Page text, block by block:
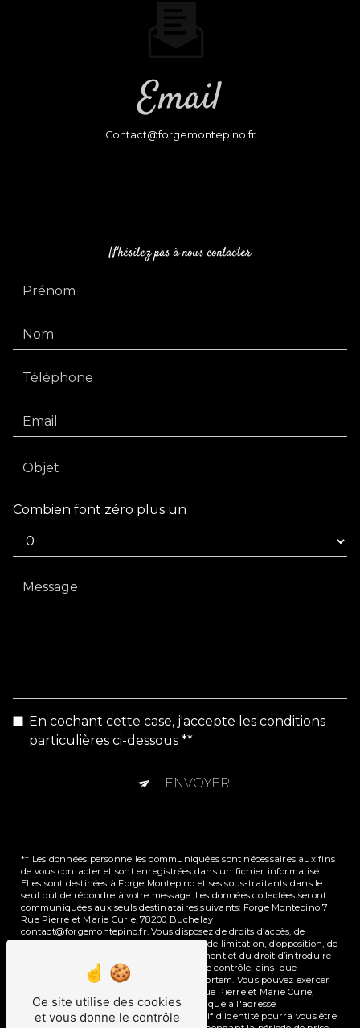
Email
contact@forgemontepino.fr
N'hésitez pas à nous contacter
Combien font zéro plus un
En cochant cette case, j'accepte les conditions
particulières ci-dessous **
ENVOYER
** Les données personnelles communiquées sont nécessaires aux fins
de vous contacter et sont enregistrées dans un fichier informatisé.
Elles sont destinées à Forge Montepino et ses sous-traitants dans le
seul but de répondre à votre message. Les données collectées seront
communiquées aux seuls destinataires suivants: Forge Montepino 7
Rue Pierre et Marie Curie, 78200 Buchelay
contact@forgemontepino.fr. Vous disposez de droits d’accès, de
rectification, d’effacement, de portabilité, de limitation, d’opposition, de
retrait de votre consentement à tout moment et du droit d’introduire
une réclamation auprès d’une autorité de contrôle, ainsi que
d’organiser le sort de vos données post-mortem. Vous pouvez exercer
ces droits par voie postale à l'adresse 7 Rue Pierre et Marie Curie,
78200 Buchelay ou par courrier électronique à l'adresse
contact@forgemontepino.fr. Un justificatif d'identité pourra vous être
Ce site utilise des cookies
et vous donne le contrôle